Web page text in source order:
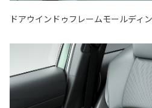
ドアウインドゥフレームモールディ